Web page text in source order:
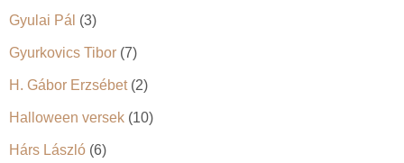
Gyulai Pál (3)
Gyurkovics Tibor (7)
H. Gábor Erzsébet(2)
Halloween versek (10)
Hárs László (6)